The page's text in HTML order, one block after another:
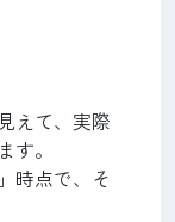
えて、実際
。
時点で、そ